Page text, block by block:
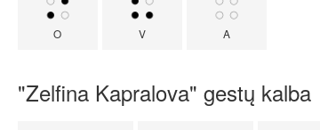
O V A
"Zelfina Kapralova" gestų kalba